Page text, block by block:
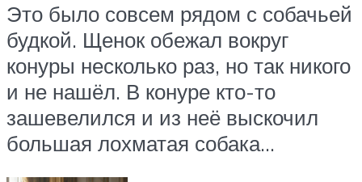
Это было совсем рядом с собачьей
будкой. Щенок обежал вокруг
конуры несколько раз, но так никого
и не нашёл. В конуре кто-то
зашевелился и из неё выскочил
большая лохматая собака…